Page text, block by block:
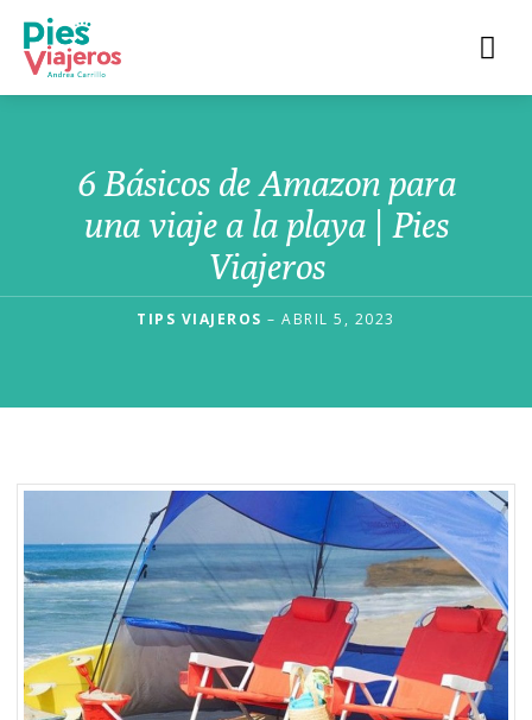
6 Básicos de Amazon para
una viaje a la playa | Pies
Viajeros
TIPS VIAJEROS – ABRIL 5, 2023